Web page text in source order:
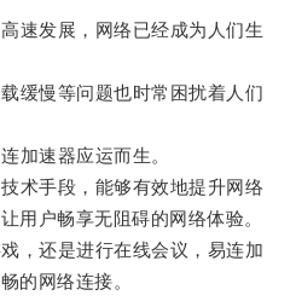
发展，网络已经成为人们生
慢等问题也时常困扰着人们
速器应运而生。
手段，能够有效地提升网络
用户畅享无阻碍的网络体验。
还是进行在线会议，易连加
的网络连接。